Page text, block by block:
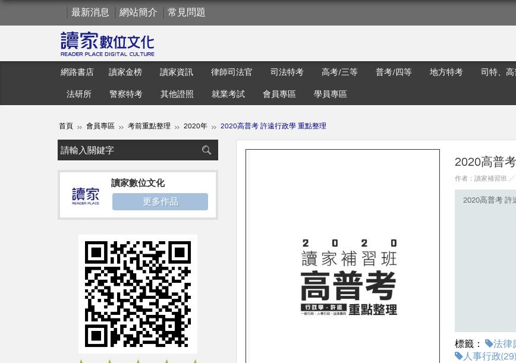
最新消息 網站簡介 常見問題
網路書店 讀家金榜 讀家資訊 律師司法官 司法特考 高考/三等 普考/四等 地方特考 司特、高
法研所 警察特考 其他證照 就業考試 會員專區 學員專區
首頁 會員專區 考前重點整理 2020年 2020高普考 許遠行政學 重點整理
2020高普
作者：讀家補習班 ╱
2020高普考 許
標籤： 法律
人事行政(29)
讀家數位文化
更多作品